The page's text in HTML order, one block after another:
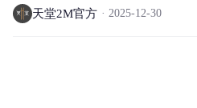
天堂2M官方 2025-12-30